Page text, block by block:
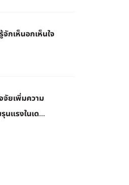
กเห็นอกเห็นใจ
ยเพิ่มความ
นแรงในเด...